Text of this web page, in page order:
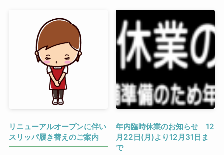
リニューアルオープンに伴い
スリッパ履き替えのご案内
年内臨時休業のお知らせ 12
月22日(月)より12月31日ま
で